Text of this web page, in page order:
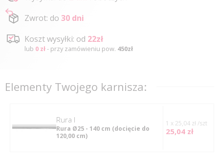
Zwrot: do 30 dni
Koszt wysyłki: od 22zł
lub 0 zł- przy zamówieniu pow. 450zł
Elementy Twojego karnisza:
rura I
Rura Ø25 - 140 cm (docięcie do
120,00 cm)
1 x 25,04 zł /szt
25,04 zł